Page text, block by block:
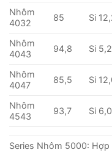
Nhôm
4032
85 Si
Nhôm
4043
94,8 Si 5,2
Nhôm
4047
85,5 Si
Nhôm
4543
93,7 Si
Series Nhôm 5000: